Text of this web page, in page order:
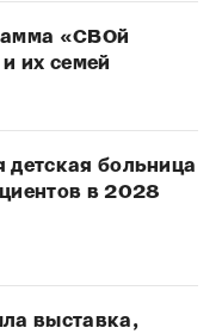
«СВОй
их семей
больница
в 2028
выставка,